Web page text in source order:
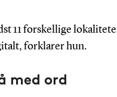
11 forskellige
forklarer hun.
med ord